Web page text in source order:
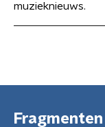
muzieknieuws.